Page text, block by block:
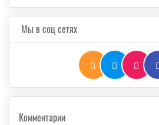
Мы в соц сетях
Комментарии